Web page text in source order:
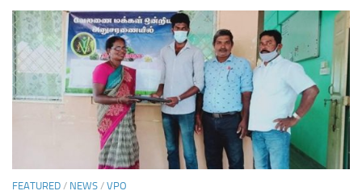
FEATURED / NEWS / VPO